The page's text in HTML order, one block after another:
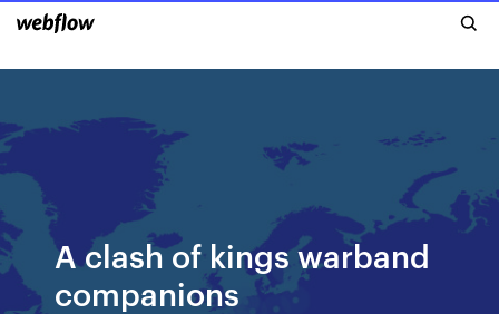
A clash of kings warband
companions